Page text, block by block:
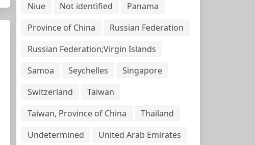
Niue
Not identified
Panama
Province of China
Russian Federation
Russian Federation;Virgin Islands
Samoa
Seychelles
Singapore
Switzerland
Taiwan
Taiwan, Province of China
Thailand
Undetermined
United Arab Emirates